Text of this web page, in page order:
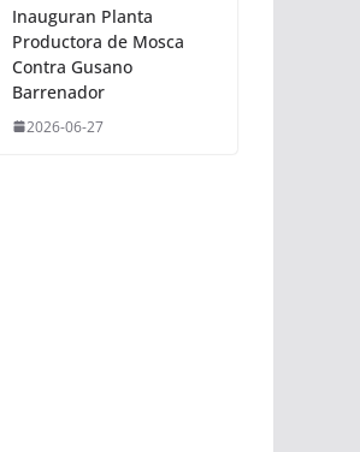
Inauguran Planta
Productora de Mosca
Contra Gusano
Barrenador
2026-06-27